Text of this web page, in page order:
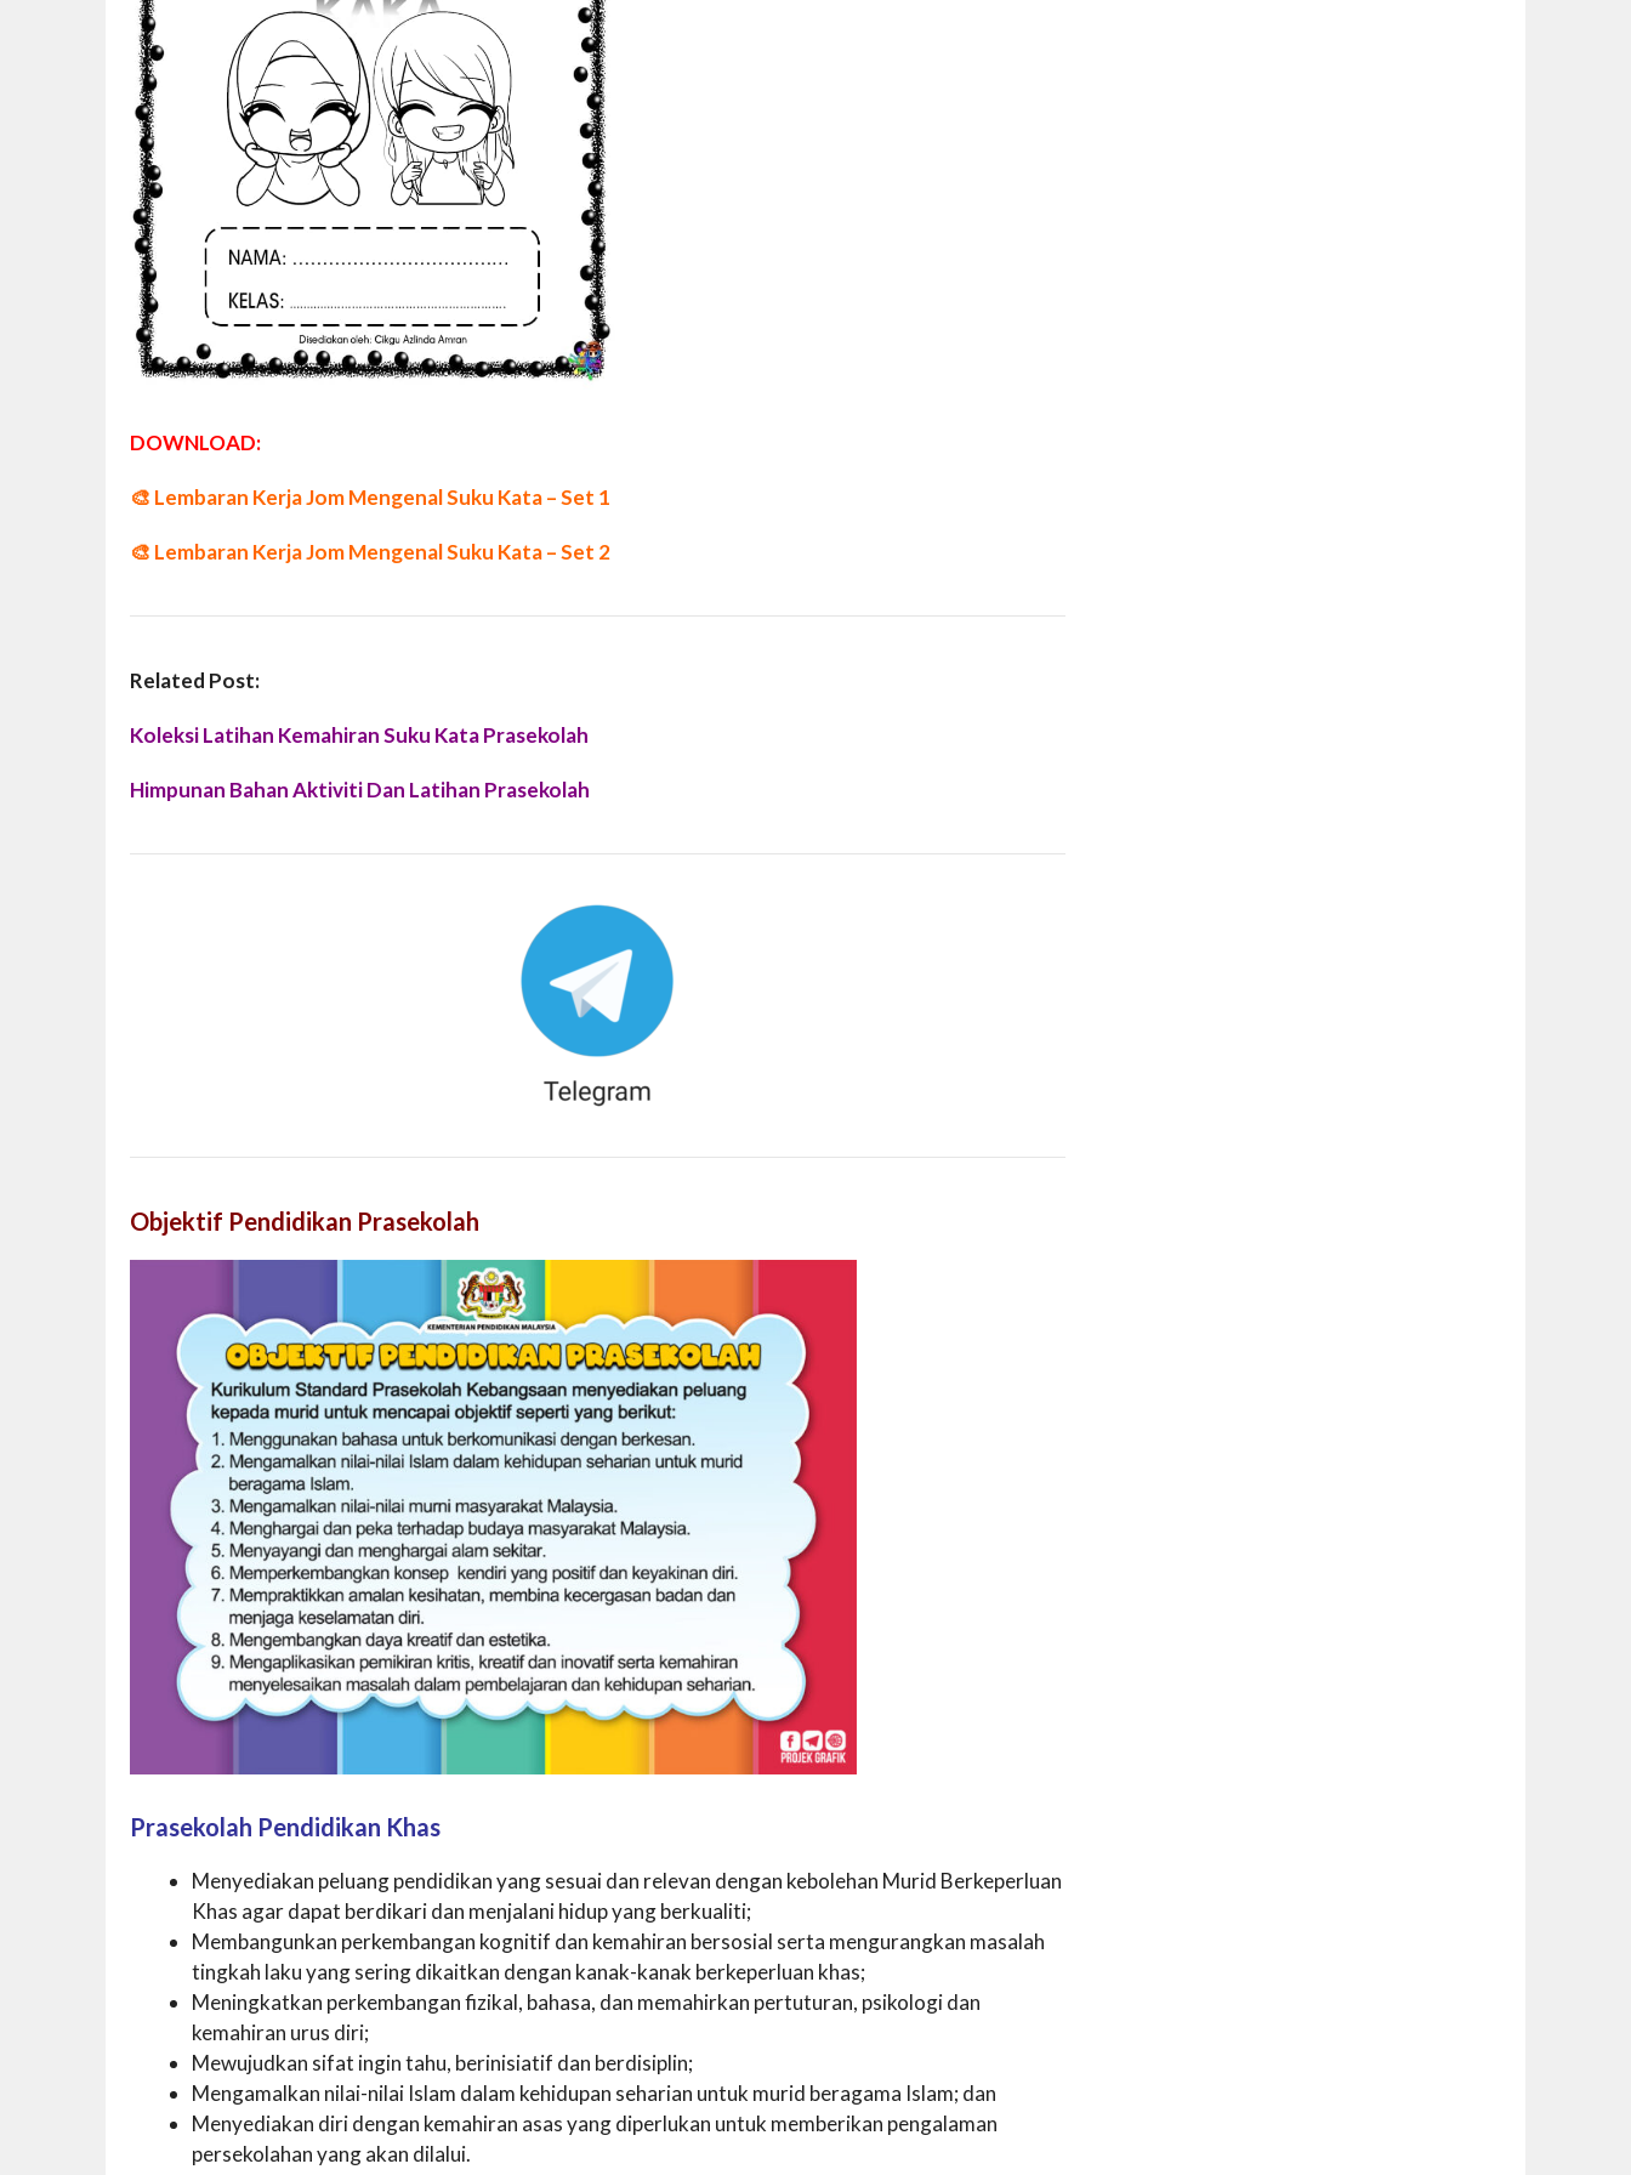
DOWNLOAD:
🎨 Lembaran Kerja Jom Mengenal Suku Kata – Set 1
🎨 Lembaran Kerja Jom Mengenal Suku Kata – Set 2
Related Post:
Koleksi Latihan Kemahiran Suku Kata Prasekolah
Himpunan Bahan Aktiviti Dan Latihan Prasekolah
Objektif Pendidikan Prasekolah
Prasekolah Pendidikan Khas
Menyediakan peluang pendidikan yang sesuai dan relevan dengan kebolehan Murid Berkeperluan
Khas agar dapat berdikari dan menjalani hidup yang berkualiti;
Membangunkan perkembangan kognitif dan kemahiran bersosial serta mengurangkan masalah
tingkah laku yang sering dikaitkan dengan kanak-kanak berkeperluan khas;
Meningkatkan perkembangan fizikal, bahasa, dan memahirkan pertuturan, psikologi dan
kemahiran urus diri;
Mewujudkan sifat ingin tahu, berinisiatif dan berdisiplin;
Mengamalkan nilai-nilai Islam dalam kehidupan seharian untuk murid beragama Islam; dan
Menyediakan diri dengan kemahiran asas yang diperlukan untuk memberikan pengalaman
persekolahan yang akan dilalui.